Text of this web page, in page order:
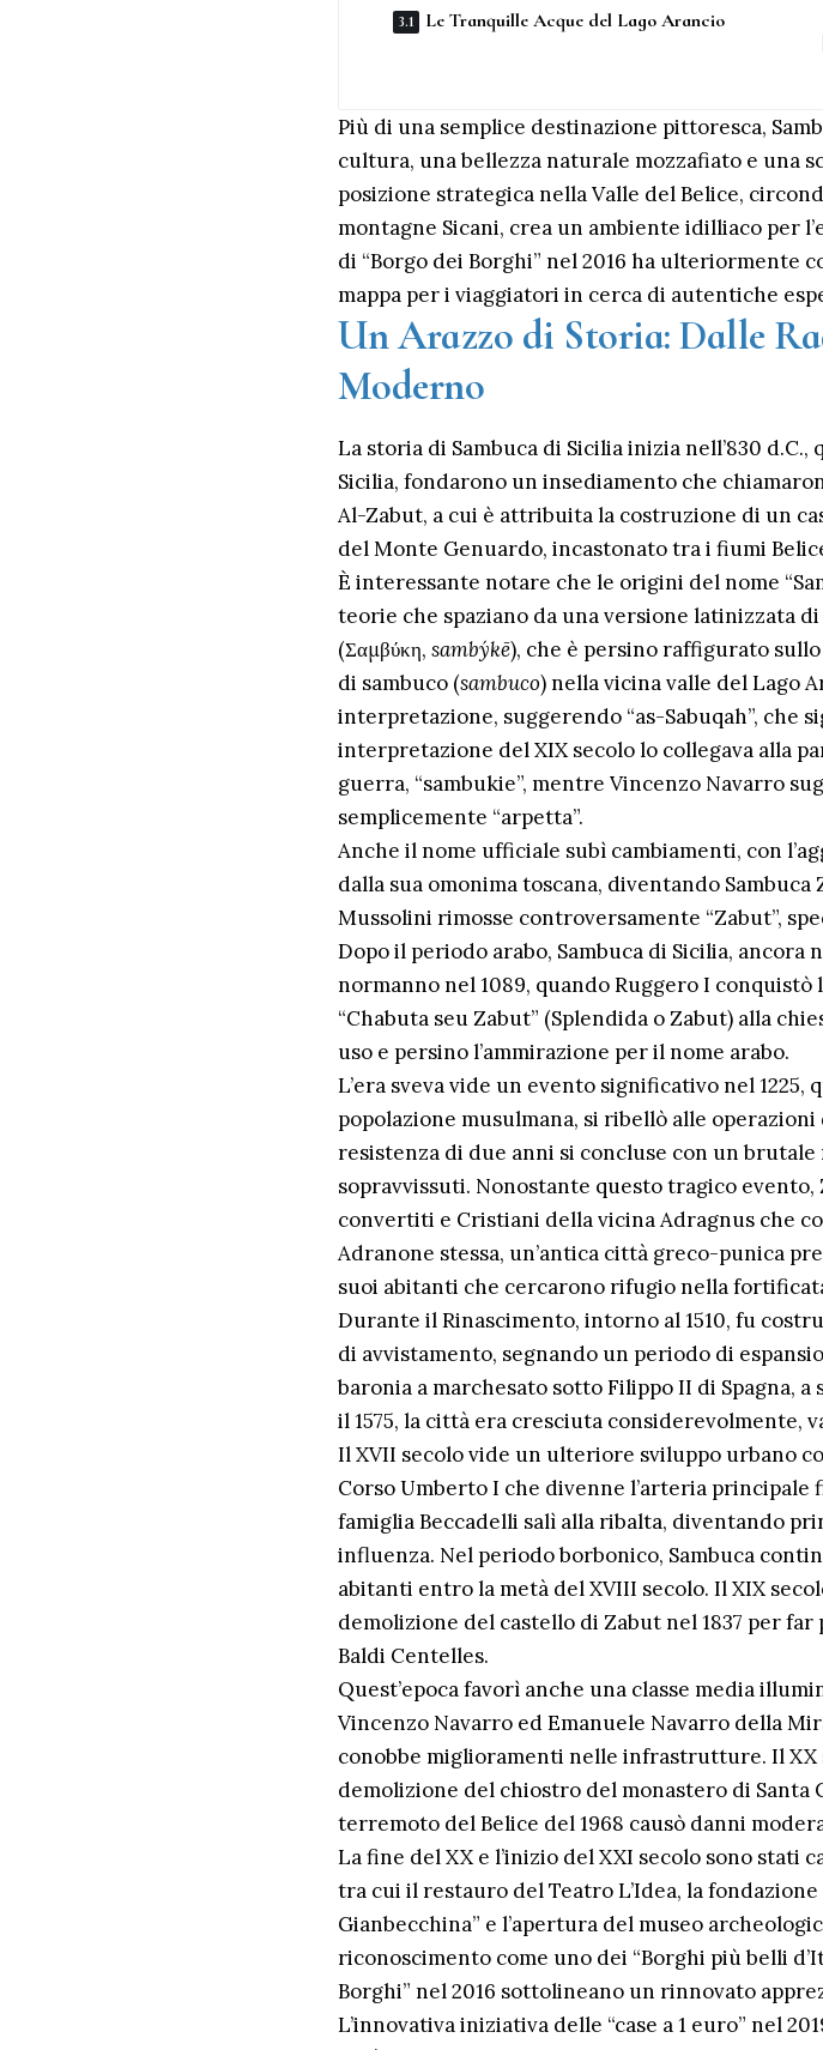
Le Tranquille Acque del Lago Arancio
Più di una semplice destinazione pittoresca,
cultura, una bellezza naturale mozzafiato e una
posizione strategica nella Valle del Belice,
montagne Sicani, crea un ambiente idilliaco per
di “Borgo dei Borghi” nel 2016 ha ulteriormente
mappa per i viaggiatori in cerca di autentiche
Un Arazzo di Storia: Dalle
Moderno
La storia di Sambuca di Sicilia inizia nell’830
Sicilia, fondarono un insediamento che
Al-Zabut, a cui è attribuita la costruzione di un
del Monte Genuardo, incastonato tra i fiumi
È interessante notare che le origini del nome
teorie che spaziano da una versione latinizzata
(Σαμβύκη, sambýkē), che è persino raffigurato
di sambuco (sambuco) nella vicina valle del Lago
interpretazione, suggerendo “as-Sabuqah”, che
interpretazione del XIX secolo lo collegava alla
guerra, “sambukie”, mentre Vincenzo Navarro
semplicemente “arpetta”.
Anche il nome ufficiale subì cambiamenti, con
dalla sua omonima toscana, diventando
Mussolini rimosse controversamente “Zabut”,
Dopo il periodo arabo, Sambuca di Sicilia, ancora
normanno nel 1089, quando Ruggero I conquistò
“Chabuta seu Zabut” (Splendida o Zabut) alla
uso e persino l’ammirazione per il nome arabo.
L’era sveva vide un evento significativo nel
popolazione musulmana, si ribellò alle
resistenza di due anni si concluse con un brutale
sopravvissuti. Nonostante questo tragico
convertiti e Cristiani della vicina Adragnus che
Adranone stessa, un’antica città greco-punica
suoi abitanti che cercarono rifugio nella
Durante il Rinascimento, intorno al 1510, fu
di avvistamento, segnando un periodo di
baronia a marchesato sotto Filippo II di Spagna,
il 1575, la città era cresciuta considerevolmente,
Il XVII secolo vide un ulteriore sviluppo urbano
Corso Umberto I che divenne l’arteria principale
famiglia Beccadelli salì alla ribalta, diventando
influenza. Nel periodo borbonico, Sambuca
abitanti entro la metà del XVIII secolo. Il XIX
demolizione del castello di Zabut nel 1837 per far
Baldi Centelles.
Quest’epoca favorì anche una classe media
Vincenzo Navarro ed Emanuele Navarro della
conobbe miglioramenti nelle infrastrutture. Il XX
demolizione del chiostro del monastero di
terremoto del Belice del 1968 causò danni
La fine del XX e l’inizio del XXI secolo sono
tra cui il restauro del Teatro L’Idea, la
Gianbecchina” e l’apertura del museo
riconoscimento come uno dei “Borghi più belli
Borghi” nel 2016 sottolineano un rinnovato
L’innovativa iniziativa delle “case a 1 euro” nel